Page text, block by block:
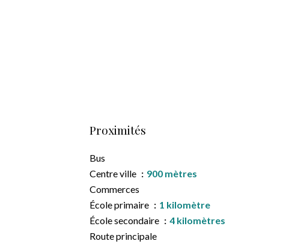
Proximités
Bus
Centre ville
900 mètres
Commerces
École primaire
1 kilomètre
École secondaire
4 kilomètres
Route principale